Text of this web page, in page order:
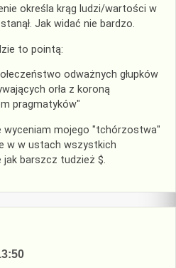
określa krąg ludzi/wartości w
Jak widać nie bardzo.
to pointą:
odważnych głupków
orła z koroną
pragmatyków"
wyceniam mojego "tchórzostwa"
w w ustach wszystkich
barszcz tudzież $.